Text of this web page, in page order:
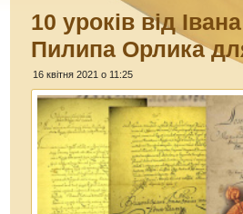
10 уроків від
Пилипа Орлика
16 квітня 2021 о 11:25